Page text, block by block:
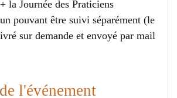
la Journée des Praticiens
pouvant être suivi séparément (le
sur demande et envoyé par mail
l'événement